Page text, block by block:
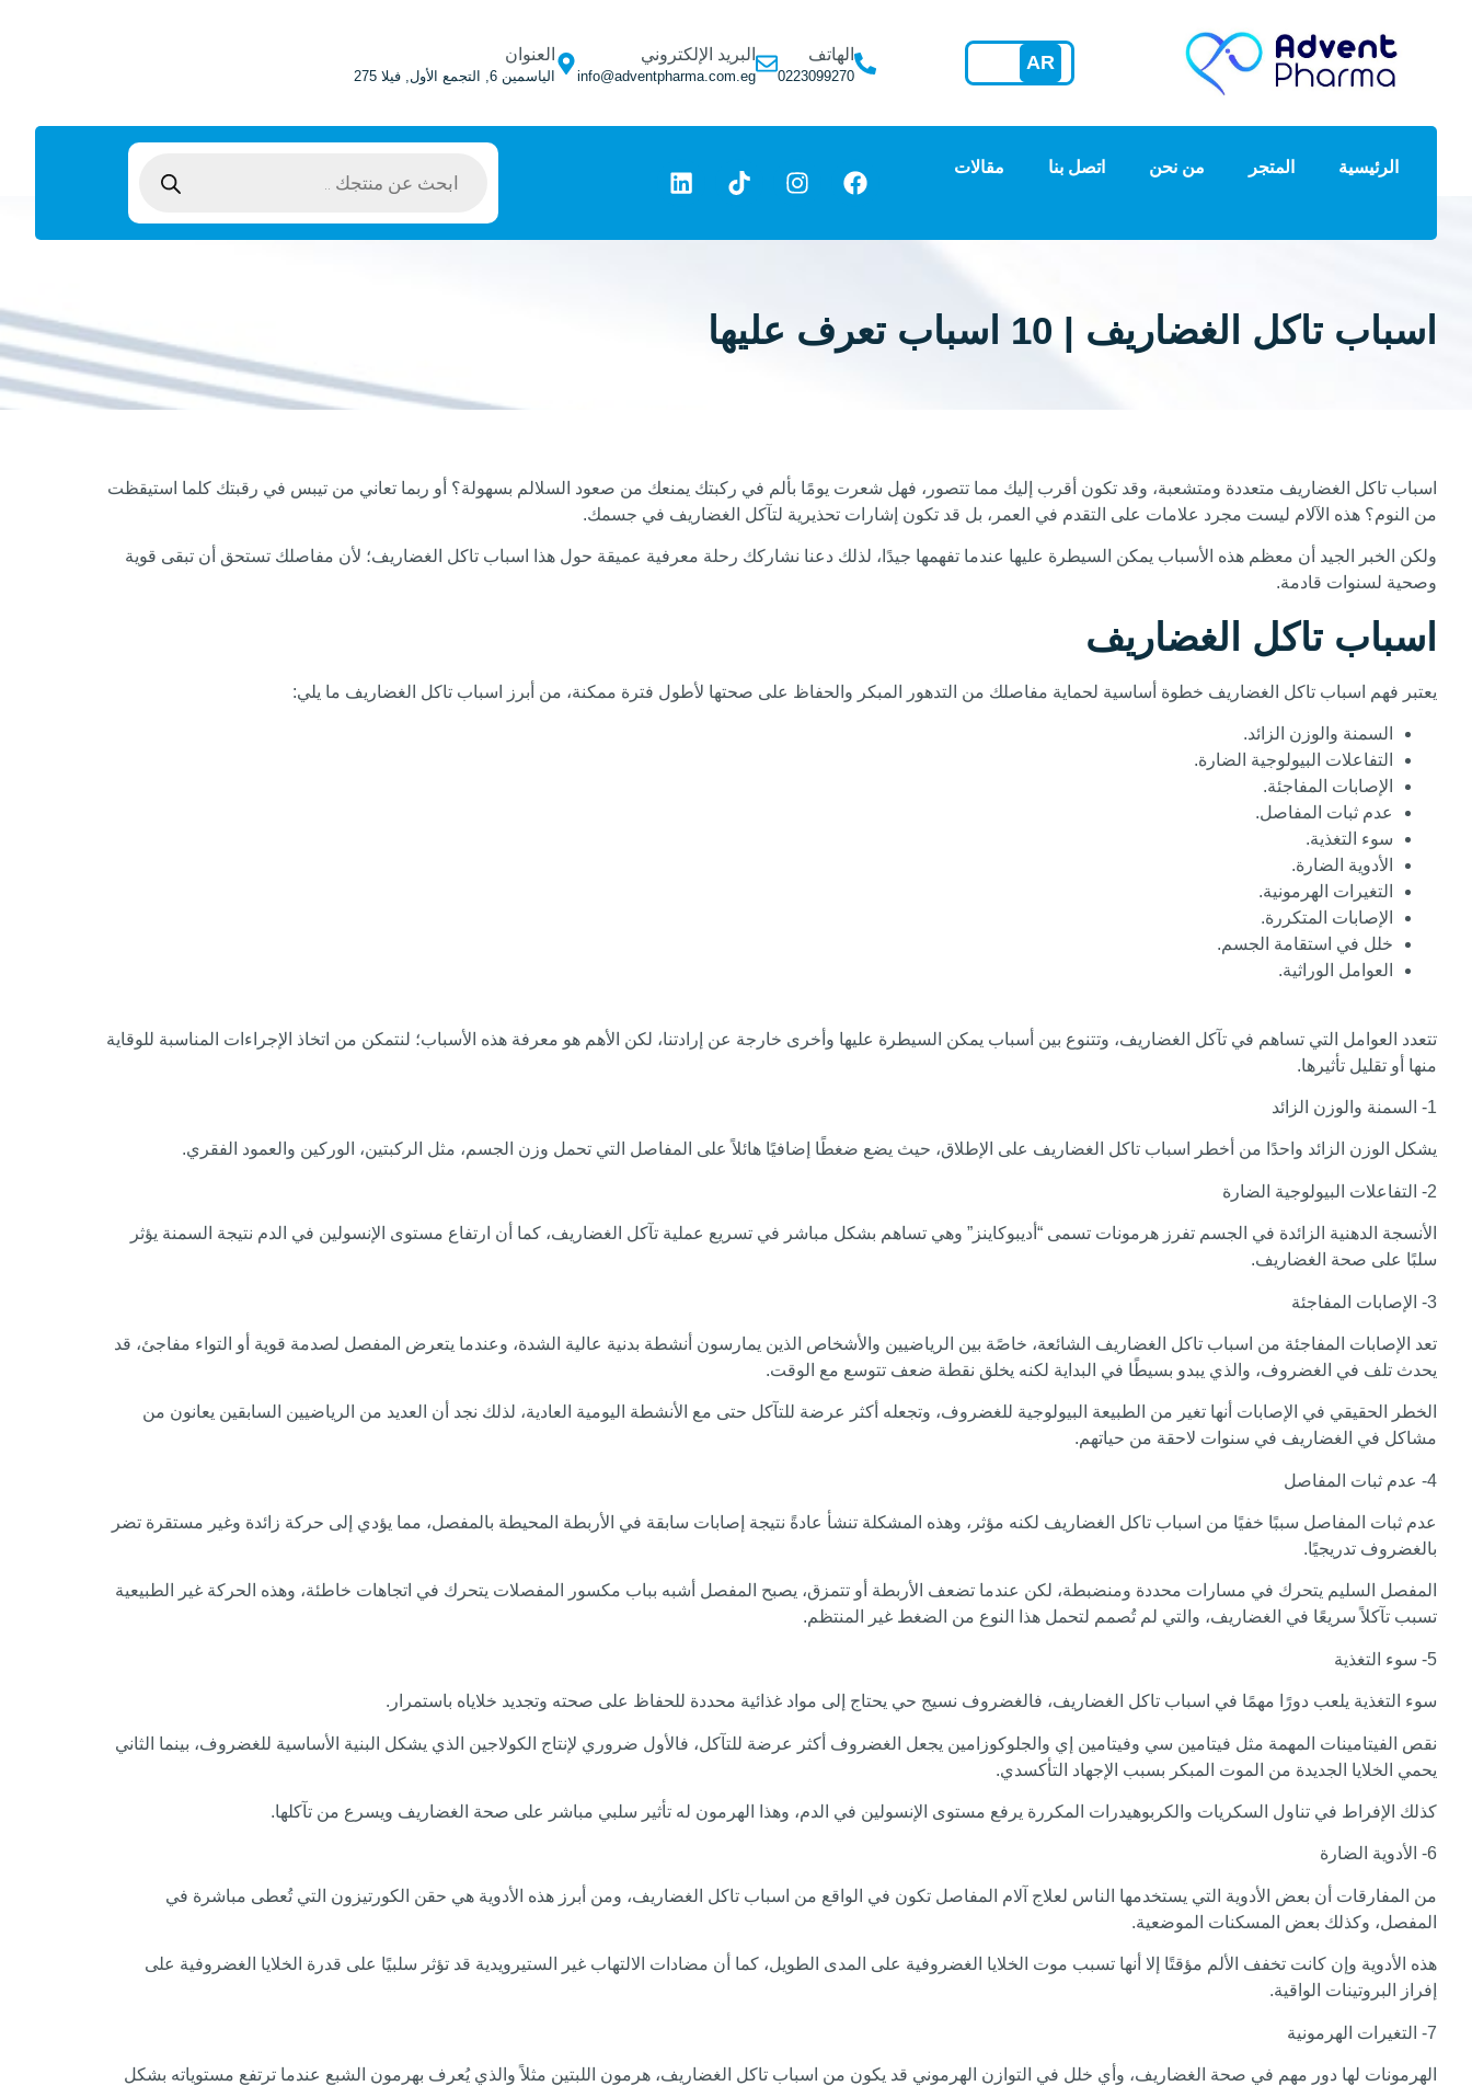
AR الهاتف
0223099270
البريد الإلكتروني
info@adventpharma.com.eg
العنوان
الياسمين 6, التجمع الأول, فيلا 275
الرئيسية المتجر من نحن اتصل بنا مقالات
اسباب تاكل الغضاريف | 10 اسباب تعرف عليها
اسباب تاكل الغضاريف متعددة ومتشعبة، وقد تكون أقرب إليك مما تتصور، فهل شعرت يومًا بألم في ركبتك يمنعك من صعود السلالم بسهولة؟ أو ربما تعاني من تيبس في رقبتك كلما استيقظت
من النوم؟ هذه الآلام ليست مجرد علامات على التقدم في العمر، بل قد تكون إشارات تحذيرية لتآكل الغضاريف في جسمك.
ولكن الخبر الجيد أن معظم هذه الأسباب يمكن السيطرة عليها عندما تفهمها جيدًا، لذلك دعنا نشاركك رحلة معرفية عميقة حول هذا اسباب تاكل الغضاريف؛ لأن مفاصلك تستحق أن تبقى قوية
وصحية لسنوات قادمة.
اسباب تاكل الغضاريف
يعتبر فهم اسباب تاكل الغضاريف خطوة أساسية لحماية مفاصلك من التدهور المبكر والحفاظ على صحتها لأطول فترة ممكنة، من أبرز اسباب تاكل الغضاريف ما يلي:
السمنة والوزن الزائد.
التفاعلات البيولوجية الضارة.
الإصابات المفاجئة.
عدم ثبات المفاصل.
سوء التغذية.
الأدوية الضارة.
التغيرات الهرمونية.
الإصابات المتكررة.
خلل في استقامة الجسم.
العوامل الوراثية.
تتعدد العوامل التي تساهم في تآكل الغضاريف، وتتنوع بين أسباب يمكن السيطرة عليها وأخرى خارجة عن إرادتنا، لكن الأهم هو معرفة هذه الأسباب؛ لنتمكن من اتخاذ الإجراءات المناسبة للوقاية
منها أو تقليل تأثيرها.
1- السمنة والوزن الزائد
يشكل الوزن الزائد واحدًا من أخطر اسباب تاكل الغضاريف على الإطلاق، حيث يضع ضغطًا إضافيًا هائلاً على المفاصل التي تحمل وزن الجسم، مثل الركبتين، الوركين والعمود الفقري.
2- التفاعلات البيولوجية الضارة
الأنسجة الدهنية الزائدة في الجسم تفرز هرمونات تسمى “أديبوكاينز” وهي تساهم بشكل مباشر في تسريع عملية تآكل الغضاريف، كما أن ارتفاع مستوى الإنسولين في الدم نتيجة السمنة يؤثر
سلبًا على صحة الغضاريف.
3- الإصابات المفاجئة
تعد الإصابات المفاجئة من اسباب تاكل الغضاريف الشائعة، خاصًة بين الرياضيين والأشخاص الذين يمارسون أنشطة بدنية عالية الشدة، وعندما يتعرض المفصل لصدمة قوية أو التواء مفاجئ، قد
يحدث تلف في الغضروف، والذي يبدو بسيطًا في البداية لكنه يخلق نقطة ضعف تتوسع مع الوقت.
الخطر الحقيقي في الإصابات أنها تغير من الطبيعة البيولوجية للغضروف، وتجعله أكثر عرضة للتآكل حتى مع الأنشطة اليومية العادية، لذلك نجد أن العديد من الرياضيين السابقين يعانون من
مشاكل في الغضاريف في سنوات لاحقة من حياتهم.
4- عدم ثبات المفاصل
عدم ثبات المفاصل سببًا خفيًا من اسباب تاكل الغضاريف لكنه مؤثر، وهذه المشكلة تنشأ عادةً نتيجة إصابات سابقة في الأربطة المحيطة بالمفصل، مما يؤدي إلى حركة زائدة وغير مستقرة تضر
بالغضروف تدريجيًا.
المفصل السليم يتحرك في مسارات محددة ومنضبطة، لكن عندما تضعف الأربطة أو تتمزق، يصبح المفصل أشبه بباب مكسور المفصلات يتحرك في اتجاهات خاطئة، وهذه الحركة غير الطبيعية
تسبب تآكلاً سريعًا في الغضاريف، والتي لم تُصمم لتحمل هذا النوع من الضغط غير المنتظم.
5- سوء التغذية
سوء التغذية يلعب دورًا مهمًا في اسباب تاكل الغضاريف، فالغضروف نسيج حي يحتاج إلى مواد غذائية محددة للحفاظ على صحته وتجديد خلاياه باستمرار.
نقص الفيتامينات المهمة مثل فيتامين سي وفيتامين إي والجلوكوزامين يجعل الغضروف أكثر عرضة للتآكل، فالأول ضروري لإنتاج الكولاجين الذي يشكل البنية الأساسية للغضروف، بينما الثاني
يحمي الخلايا الجديدة من الموت المبكر بسبب الإجهاد التأكسدي.
كذلك الإفراط في تناول السكريات والكربوهيدرات المكررة يرفع مستوى الإنسولين في الدم، وهذا الهرمون له تأثير سلبي مباشر على صحة الغضاريف ويسرع من تآكلها.
6- الأدوية الضارة
من المفارقات أن بعض الأدوية التي يستخدمها الناس لعلاج آلام المفاصل تكون في الواقع من اسباب تاكل الغضاريف، ومن أبرز هذه الأدوية هي حقن الكورتيزون التي تُعطى مباشرة في
المفصل، وكذلك بعض المسكنات الموضعية.
هذه الأدوية وإن كانت تخفف الألم مؤقتًا إلا أنها تسبب موت الخلايا الغضروفية على المدى الطويل، كما أن مضادات الالتهاب غير الستيرويدية قد تؤثر سلبيًا على قدرة الخلايا الغضروفية على
إفراز البروتينات الواقية.
7- التغيرات الهرمونية
الهرمونات لها دور مهم في صحة الغضاريف، وأي خلل في التوازن الهرموني قد يكون من اسباب تاكل الغضاريف، هرمون اللبتين مثلاً والذي يُعرف بهرمون الشبع عندما ترتفع مستوياته بشكل